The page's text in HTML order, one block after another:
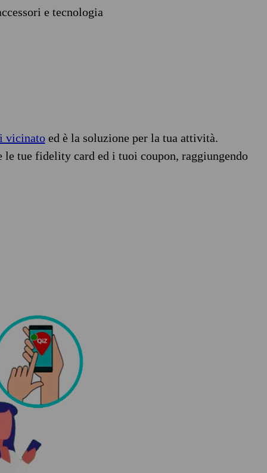
e tecnologia
vicinatoed è la soluzione per la tua attività.
tue fidelity card ed i tuoi coupon, raggiungendo